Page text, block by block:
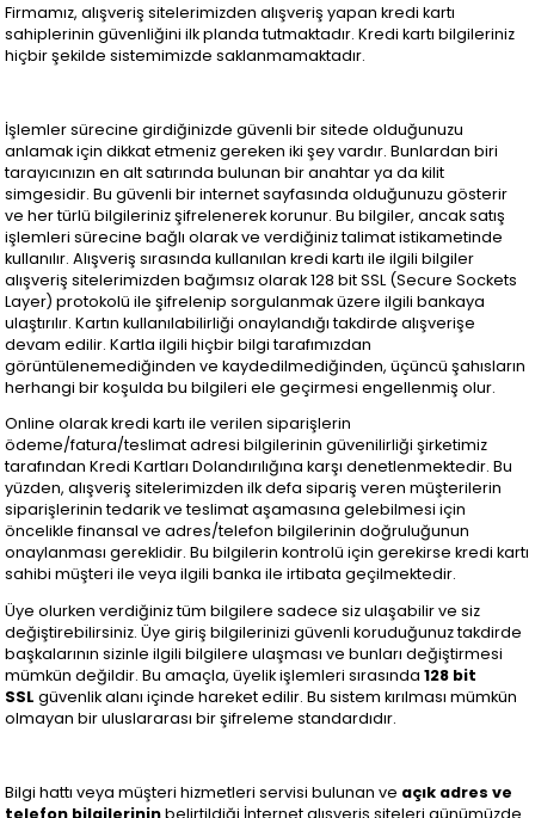
Firmamız, alışveriş sitelerimizden alışveriş yapan kredi kartı
sahiplerinin güvenliğini ilk planda tutmaktadır. Kredi kartı bilgileriniz
hiçbir şekilde sistemimizde saklanmamaktadır.
İşlemler sürecine girdiğinizde güvenli bir sitede olduğunuzu
anlamak için dikkat etmeniz gereken iki şey vardır. Bunlardan biri
tarayıcınızın en alt satırında bulunan bir anahtar ya da kilit
simgesidir. Bu güvenli bir internet sayfasında olduğunuzu gösterir
ve her türlü bilgileriniz şifrelenerek korunur. Bu bilgiler, ancak satış
işlemleri sürecine bağlı olarak ve verdiğiniz talimat istikametinde
kullanılır. Alışveriş sırasında kullanılan kredi kartı ile ilgili bilgiler
alışveriş sitelerimizden bağımsız olarak 128 bit SSL (Secure Sockets
Layer) protokolü ile şifrelenip sorgulanmak üzere ilgili bankaya
ulaştırılır. Kartın kullanılabilirliği onaylandığı takdirde alışverişe
devam edilir. Kartla ilgili hiçbir bilgi tarafımızdan
görüntülenemediğinden ve kaydedilmediğinden, üçüncü şahısların
herhangi bir koşulda bu bilgileri ele geçirmesi engellenmiş olur.
Online olarak kredi kartı ile verilen siparişlerin
ödeme/fatura/teslimat adresi bilgilerinin güvenilirliği şirketimiz
tarafından Kredi Kartları Dolandırılığına karşı denetlenmektedir. Bu
yüzden, alışveriş sitelerimizden ilk defa sipariş veren müşterilerin
siparişlerinin tedarik ve teslimat aşamasına gelebilmesi için
öncelikle finansal ve adres/telefon bilgilerinin doğruluğunun
onaylanması gereklidir. Bu bilgilerin kontrolü için gerekirse kredi kartı
sahibi müşteri ile veya ilgili banka ile irtibata geçilmektedir.
Üye olurken verdiğiniz tüm bilgilere sadece siz ulaşabilir ve siz
değiştirebilirsiniz. Üye giriş bilgilerinizi güvenli koruduğunuz takdirde
başkalarının sizinle ilgili bilgilere ulaşması ve bunları değiştirmesi
mümkün değildir. Bu amaçla, üyelik işlemleri sırasında128 bit
SSLgüvenlik alanı içinde hareket edilir. Bu sistem kırılması mümkün
olmayan bir uluslararası bir şifreleme standardıdır.
Bilgi hattı veya müşteri hizmetleri servisi bulunan ve açık adres ve
telefon bilgilerininbelirtildiği İnternet alışveriş siteleri günümüzde